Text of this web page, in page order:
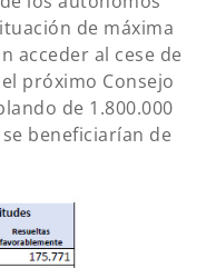
de máxima
acceder al cese de
próximo Consejo
de 1.800.000
beneficiarían de